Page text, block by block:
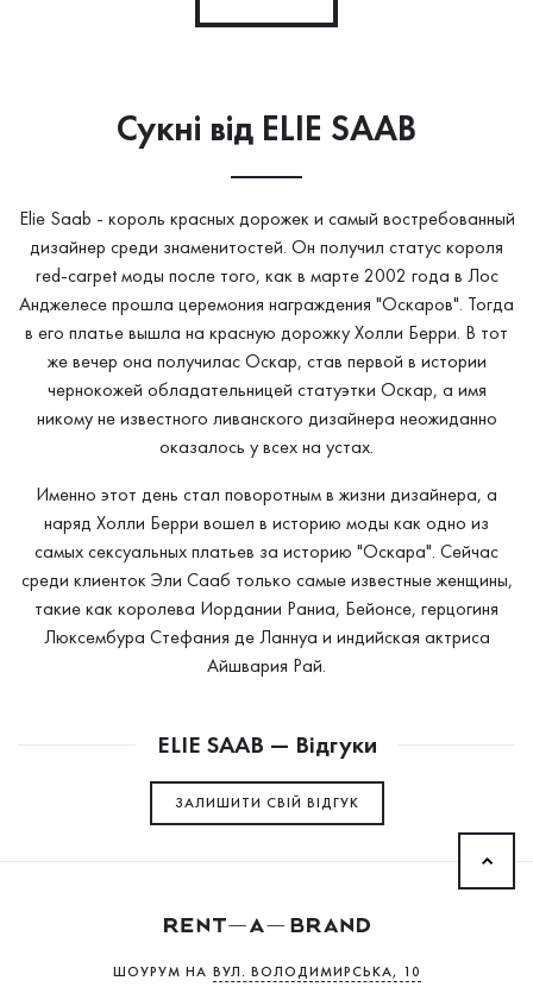
Сукнi від ELIE SAAB
Elie Saab - король красных дорожек и самый востребованный
дизайнер среди знаменитостей. Он получил статус короля
red-carpet моды после того, как в марте 2002 года в Лос
Анджелесе прошла церемония награждения "Оскаров". Тогда
в его платье вышла на красную дорожку Холли Берри. В тот
же вечер она получилас Оскар, став первой в истории
чернокожей обладательницей статуэтки Оскар, а имя
никому не известного ливанского дизайнера неожиданно
оказалось у всех на устах.
Именно этот день стал поворотным в жизни дизайнера, а
наряд Холли Берри вошел в историю моды как одно из
самых сексуальных платьев за историю "Оскара". Сейчас
среди клиенток Эли Сааб только самые известные женщины,
такие как королева Иордании Раниа, Бейонсе, герцогиня
Люксембура Стефания де Ланнуа и индийская актриса
Айшвария Рай.
ELIE SAAB — Відгуки
ЗАЛИШИТИ СВIЙ ВІДГУК
ШОУРУМ НА ВУЛ. ВОЛОДИМИРСЬКА, 10